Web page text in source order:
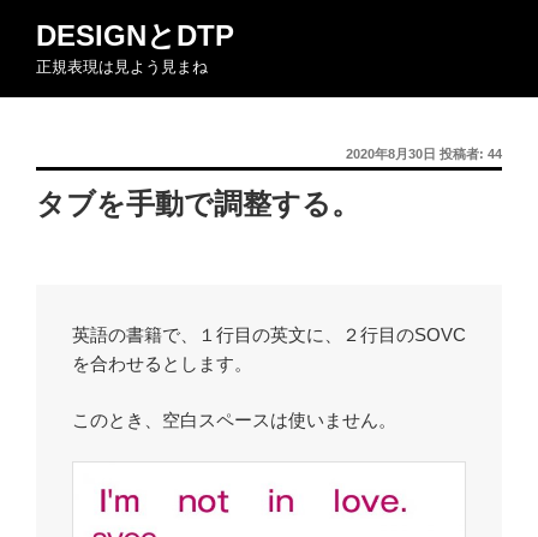
ン
DESIGNとDTP
正規表現は見よう見まね
投
稿
2020年8月30日 投稿者: 44
タブを手動で調整する。
英語の書籍で、１行目の英文に、２行目のSOVC
を合わせるとします。
このとき、空白スペースは使いません。